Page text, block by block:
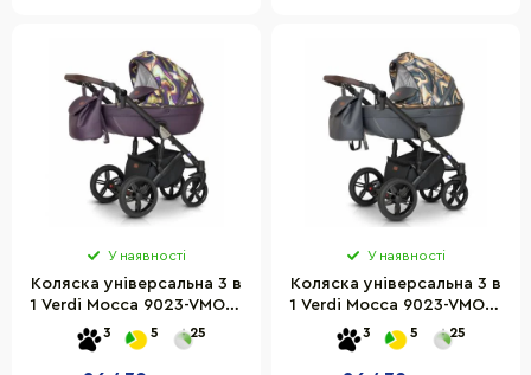
У наявності
Коляска універсальна 3 в
1 Verdi Mocca 9023-VMOC-
09 фіолетова
3 5 25
У наявності
Коляска універсальна 3 в
1 Verdi Mocca 9023-VMOC-
10 графіт-аплікація
3 5 25